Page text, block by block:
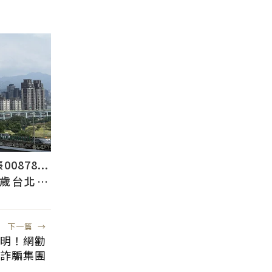
00878...
台北人
下一篇 →
！網勸
騙集團